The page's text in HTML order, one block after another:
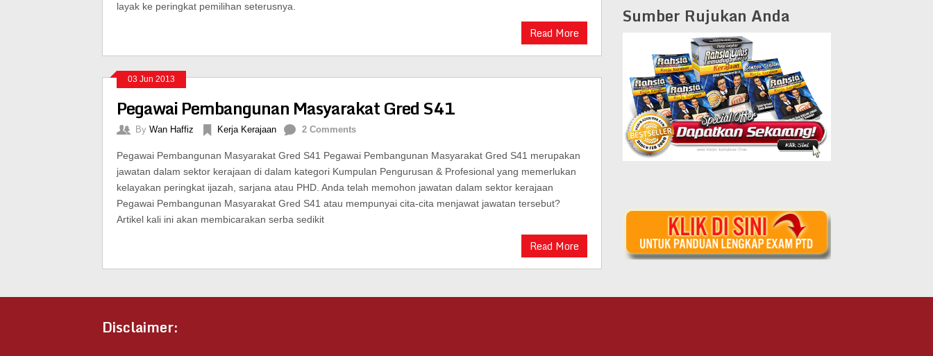
layak ke peringkat pemilihan seterusnya.
Read More
03 Jun 2013
Pegawai Pembangunan Masyarakat Gred S41
By Wan Haffiz Kerja Kerajaan 2 Comments
Pegawai Pembangunan Masyarakat Gred S41 Pegawai Pembangunan Masyarakat Gred S41 merupakan
jawatan dalam sektor kerajaan di dalam kategori Kumpulan Pengurusan & Profesional yang memerlukan
kelayakan peringkat ijazah, sarjana atau PHD. Anda telah memohon jawatan dalam sektor kerajaan
Pegawai Pembangunan Masyarakat Gred S41 atau mempunyai cita-cita menjawat jawatan tersebut?
Artikel kali ini akan membicarakan serba sedikit
Read More
Sumber Rujukan Anda
Disclaimer: